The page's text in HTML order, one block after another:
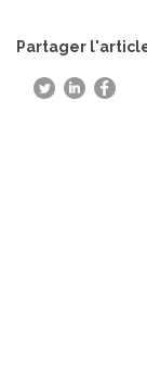
Partager